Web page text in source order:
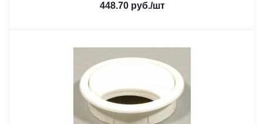
448.70руб./шт